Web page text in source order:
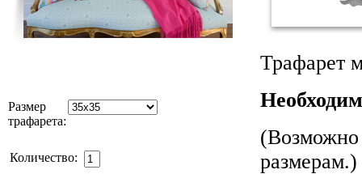
Размер
трафарета:
Количество:
Трафарет
(Возможно
размерам.)